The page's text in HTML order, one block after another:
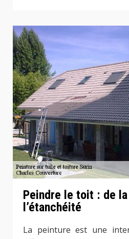
Peindre le toit : de
l’étanchéité
La peinture est une